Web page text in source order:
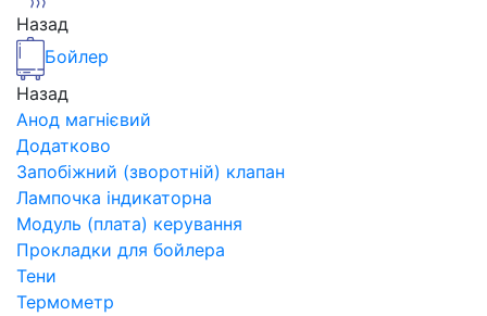
Назад
Бойлер
Назад
Анод магнієвий
Додатково
Запобіжний (зворотній) клапан
Лампочка індикаторна
Модуль (плата) керування
Прокладки для бойлера
Тени
Термометр